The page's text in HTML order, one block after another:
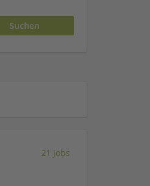
21 Jobs